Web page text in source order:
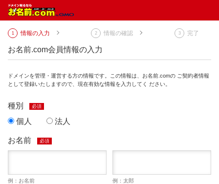
情報の入力 情報の確認 完了
お名前.com会員情報の入力
ドメインを管理・運営する方の情報です。この情報は、お名前.comの ご契約者情報
として登録いたしますので、現在有効な情報を入力してく ださい。
種別 必須
個人 法人
お名前 必須
例：お名前 例：太郎